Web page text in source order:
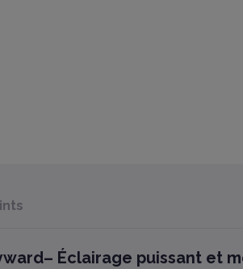
Éclairage puissant et